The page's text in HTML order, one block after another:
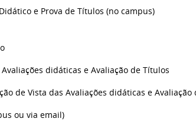
e Prova de Títulos (no campus)
didáticas e Avaliação de Títulos
de Vista das Avaliações didáticas e Avaliação
ou via email)